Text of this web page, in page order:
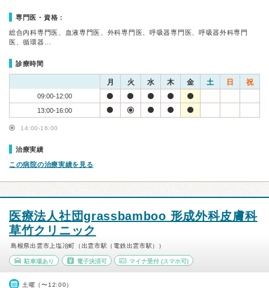
専門医・資格：
総合内科専門医、血液専門医、外科専門医、呼吸器専門医、呼吸器外科専門
医、循環器…
診療時間
月 火 水 木 金 土 日 祝
09:00-12:00
13:00-16:00
14:00-16:00
治療実績
この病院の治療実績を見る
医療法人社団grassbamboo 形成外科皮膚科
草竹クリニック
島根県出雲市上塩冶町（出雲市駅（電鉄出雲市駅））
駐車場あり 電子決済可 マイナ受付 (スマホ可)
土曜（〜12:00）